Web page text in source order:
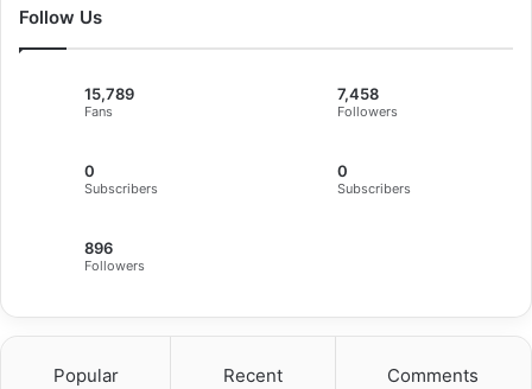
Follow Us
15,789
Fans
7,458
Followers
0
Subscribers
0
Subscribers
896
Followers
Popular Recent Comments